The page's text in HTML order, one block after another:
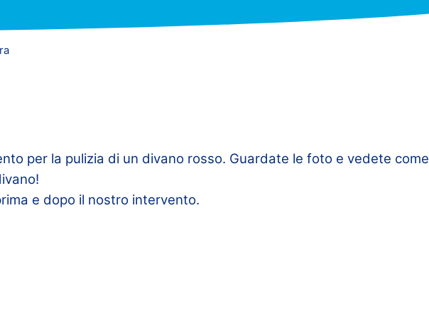
per la pulizia di un divano rosso. Guardate le foto e vedete come
e dopo il nostro intervento.